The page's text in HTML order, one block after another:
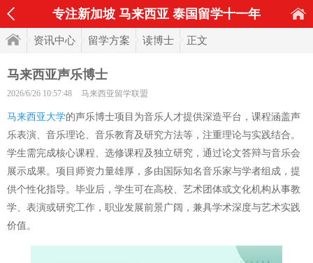
专注新加坡 马来西亚 泰国留学十一年
资讯中心 留学方案 读博士 正文
马来西亚声乐博士
2026/6/26 10:57:48 马来西亚留学联盟
马来西亚大学的声乐博士项目为音乐人才提供深造平台，课程涵盖声
乐表演、音乐理论、音乐教育及研究方法等，注重理论与实践结合。
学生需完成核心课程、选修课程及独立研究，通过论文答辩与音乐会
展示成果。项目师资力量雄厚，多由国际知名音乐家与学者组成，提
供个性化指导。毕业后，学生可在高校、艺术团体或文化机构从事教
学、表演或研究工作，职业发展前景广阔，兼具学术深度与艺术实践
价值。